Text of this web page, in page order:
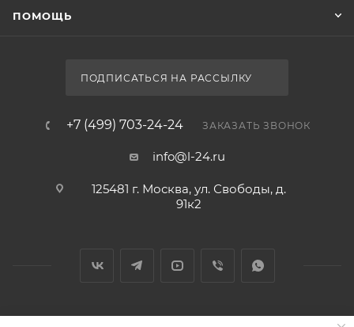
ПОМОЩЬ
ПОДПИСАТЬСЯ НА РАССЫЛКУ
+7 (499) 703-24-24 ЗАКАЗАТЬ ЗВОНОК
info@l-24.ru
125481 г. Москва, ул. Свободы, д.
91к2